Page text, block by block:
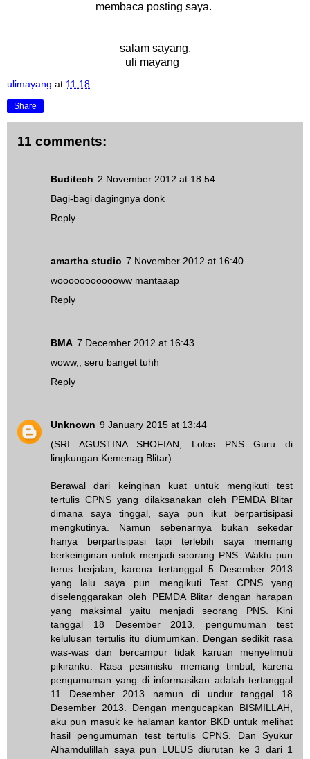
membaca posting saya.
salam sayang,
uli mayang
ulimayang at 11:18
Share
11 comments:
Buditech 2 November 2012 at 18:54
Bagi-bagi dagingnya donk
Reply
amartha studio 7 November 2012 at 16:40
woooooooooooww mantaaap
Reply
BMA 7 December 2012 at 16:43
woww,, seru banget tuhh
Reply
Unknown 9 January 2015 at 13:44
(SRI AGUSTINA SHOFIAN; Lolos PNS Guru di
lingkungan Kemenag Blitar)
Berawal dari keinginan kuat untuk mengikuti test
tertulis CPNS yang dilaksanakan oleh PEMDA Blitar
dimana saya tinggal, saya pun ikut berpartisipasi
mengkutinya. Namun sebenarnya bukan sekedar
hanya berpartisipasi tapi terlebih saya memang
berkeinginan untuk menjadi seorang PNS. Waktu pun
terus berjalan, karena tertanggal 5 Desember 2013
yang lalu saya pun mengikuti Test CPNS yang
diselenggarakan oleh PEMDA Blitar dengan harapan
yang maksimal yaitu menjadi seorang PNS. Kini
tanggal 18 Desember 2013, pengumuman test
kelulusan tertulis itu diumumkan. Dengan sedikit rasa
was-was dan bercampur tidak karuan menyelimuti
pikiranku. Rasa pesimisku memang timbul, karena
pengumuman yang di informasikan adalah tertanggal
11 Desember 2013 namun di undur tanggal 18
Desember 2013. Dengan mengucapkan BISMILLAH,
aku pun masuk ke halaman kantor BKD untuk melihat
hasil pengumuman test tertulis CPNS. Dan Syukur
Alhamdulillah saya pun LULUS diurutan ke 3 dari 1